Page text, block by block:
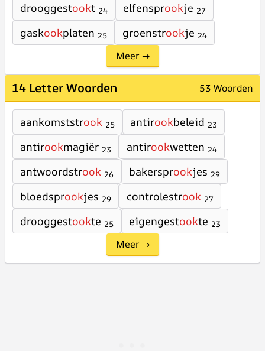
drooggestookt 24 elfensprookje 27
gaskookplaten 25 groenstrookje 24
Meer →
14 Letter Woorden 53 Woorden
aankomststrook 25 antirookbeleid 23
antirookmagiër 23 antirookwetten 24
antwoordstrook 26 bakersprookjes 29
bloedsprookjes 29 controlestrook 27
drooggestookte 25 eigengestookte 23
Meer →